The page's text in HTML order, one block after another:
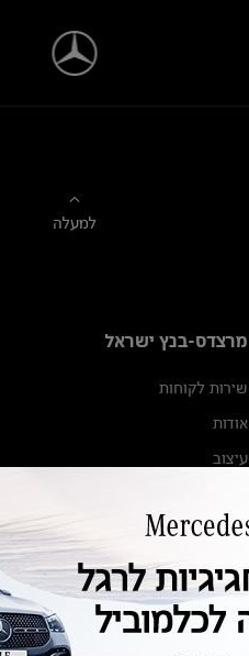
למעלה
מרצדס-בנץ ישראל
שירות לקוחות
אודות
עיצוב
מגזין מרצדס-בנץ
ספרי רכב מרצדס-בנץ
נתוני זיהום אוויר וצריכת דלק וחשמל
נתוני תווית צמיגים